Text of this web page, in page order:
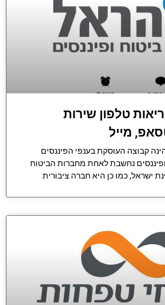
טלפון שירות
מייל
קבוצה העוסקת בענפי הפיננסים
נחשבת לאחת מחברות הביטוח
ישראל, כמו כן היא חברה ציבורית